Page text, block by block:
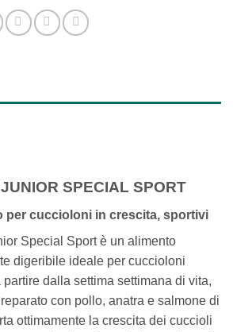
SPECIAL SPORT
per cuccioloni in crescita, sportivi
Special Sport è un alimento
digeribile ideale per cuccioloni
dalla settima settimana di vita,
con pollo, anatra e salmone di
ottimamente la crescita dei cuccioli